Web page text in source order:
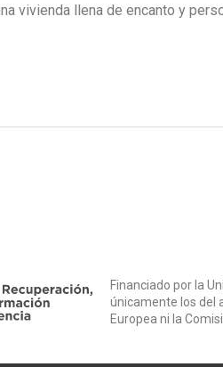
vivienda llena de encanto y
Financiado por la
únicamente los del
Europea ni la